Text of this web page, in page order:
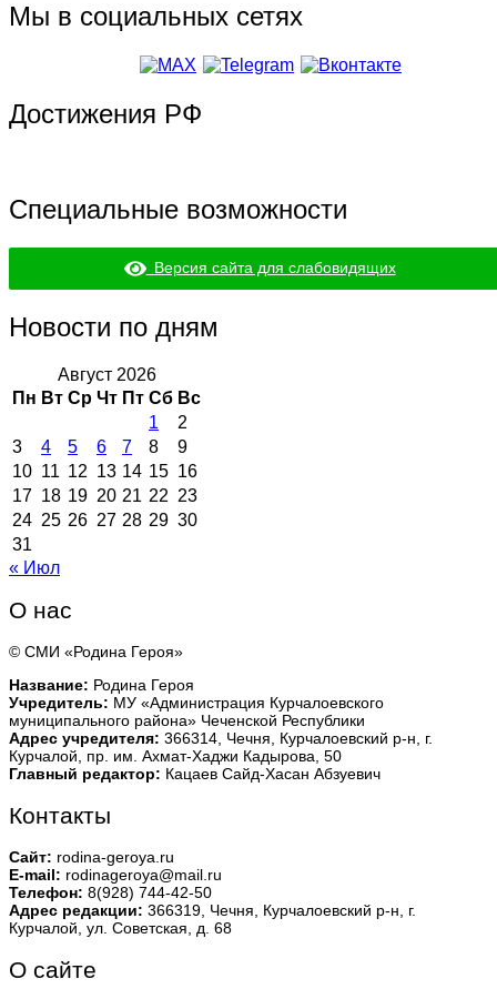
Мы в социальных сетях
Достижения РФ
Специальные возможности
Версия сайта для слабовидящих
Новости по дням
Август 2026
Пн Вт Ср Чт Пт Сб Вс
1
2
3
4 5 6 7 8
9
10 11 12 13 14 15 16
17 18 19 20 21 22 23
24 25 26 27 28 29 30
31
« Июл
О нас
© СМИ «Родина Героя»
Название: Родина Героя
Учредитель: МУ «Администрация Курчалоевского
муниципального района» Чеченской Республики
Адрес учредителя: 366314, Чечня, Курчалоевский р-н, г.
Курчалой, пр. им. Ахмат-Хаджи Кадырова, 50
Главный редактор: Кацаев Сайд-Хасан Абзуевич
Контакты
Сайт: rodina-geroya.ru
E-mail: rodinageroya@mail.ru
Телефон: 8(928) 744-42-50
Адрес редакции: 366319, Чечня, Курчалоевский р-н, г.
Курчалой, ул. Советская, д. 68
О сайте